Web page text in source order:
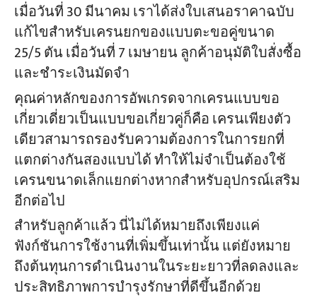
เมื่อวันที่ 30 มีนาคม เราได้ส่งใบเสนอราคาฉบับ
แก้ไขสำหรับเครนยกของแบบตะขอคู่ขนาด
25/5 ตัน เมื่อวันที่ 7 เมษายน ลูกค้าอนุมัติใบสั่งซื้อ
และชำระเงินมัดจำ
คุณค่าหลักของการอัพเกรดจากเครนแบบขอ
เกี่ยวเดี่ยวเป็นแบบขอเกี่ยวคู่ก็คือ เครนเพียงตัว
เดียวสามารถรองรับความต้องการในการยกที่
แตกต่างกันสองแบบได้ ทำให้ไม่จำเป็นต้องใช้
เครนขนาดเล็กแยกต่างหากสำหรับอุปกรณ์เสริม
อีกต่อไป
สำหรับลูกค้าแล้ว นี่ไม่ได้หมายถึงเพียงแค่
ฟังก์ชันการใช้งานที่เพิ่มขึ้นเท่านั้น แต่ยังหมาย
ถึงต้นทุนการดำเนินงานในระยะยาวที่ลดลงและ
ประสิทธิภาพการบำรุงรักษาที่ดีขึ้นอีกด้วย